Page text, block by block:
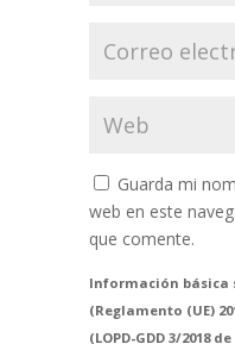
Guarda mi
web en este
que comente.
Información básica
(Reglamento (UE)
(LOPD-GDD 3/2018